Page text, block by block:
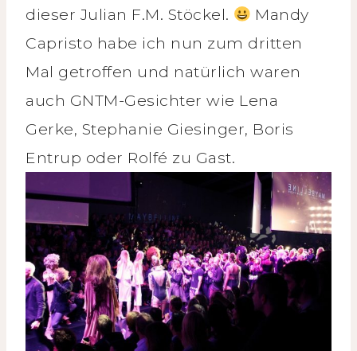
dieser Julian F.M. Stöckel.
Mandy
Capristo habe ich nun zum dritten
Mal getroffen und natürlich waren
auch GNTM-Gesichter wie Lena
Gerke, Stephanie Giesinger, Boris
Entrup oder Rolfé zu Gast.